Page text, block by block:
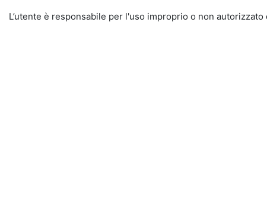
L’utente è responsabile per l'uso improprio o non